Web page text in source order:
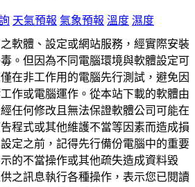
天氣預報 氣象預報 溫度 濕度
軟體、設定或網站服務，經實際安裝
。但因為不同電腦環境與軟體設定可
在非工作用的電腦先行測試，避免因
作或電腦運作。從本站下載的軟體由
任何修改且無法保證軟體公司可能在
程式或其他維護不當等因素而造成損
定之前，記得先行備份電腦中的重要
的不當操作或其他疏失造成資料毀
之訊息執行各種操作，表示您已閱讀